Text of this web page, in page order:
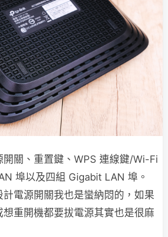
關、重置鍵、WPS 連線鍵/Wi-Fi
埠以及四組 Gigabit LAN 埠。
電源開關我也是蠻納悶的，如果
重開機都要拔電源其實也是很麻